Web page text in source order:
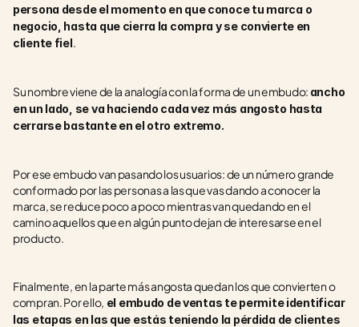
persona desde el momento en que conoce tu marca o
negocio, hasta que cierra la compra y se convierte en
cliente fiel.
Su nombre viene de la analogía con la forma de un embudo: ancho
en un lado, se va haciendo cada vez más angosto hasta
cerrarse bastante en el otro extremo.
Por ese embudo van pasando los usuarios: de un número grande
conformado por las personas a las que vas dando a conocer la
marca, se reduce poco a poco mientras van quedando en el
camino aquellos que en algún punto dejan de interesarse en el
producto.
Finalmente, en la parte más angosta quedan los que convierten o
compran. Por ello, el embudo de ventas te permite identificar
las etapas en las que estás teniendo la pérdida de clientes